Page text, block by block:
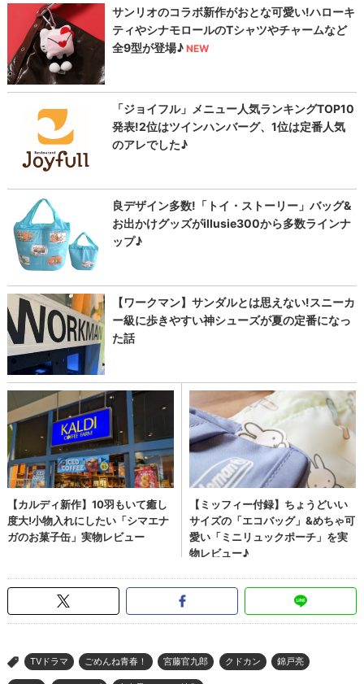
> TVドラマ ごめんね青春！ 宮藤官九郎 クドカン 錦戸亮